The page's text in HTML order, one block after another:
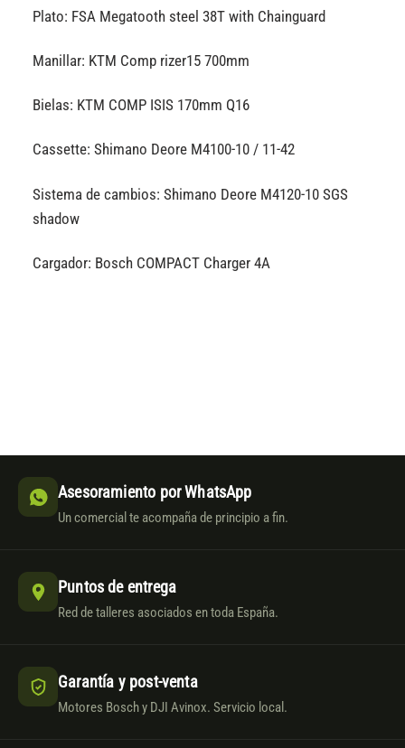
Plato: FSA Megatooth steel 38T with Chainguard
Manillar: KTM Comp rizer15 700mm
Bielas: KTM COMP ISIS 170mm Q16
Cassette: Shimano Deore M4100-10 / 11-42
Sistema de cambios: Shimano Deore M4120-10 SGS
shadow
Cargador: Bosch COMPACT Charger 4A
Asesoramiento por WhatsApp
Un comercial te acompaña de principio a fin.
Puntos de entrega
Red de talleres asociados en toda España.
Garantía y post-venta
Motores Bosch y DJI Avinox. Servicio local.